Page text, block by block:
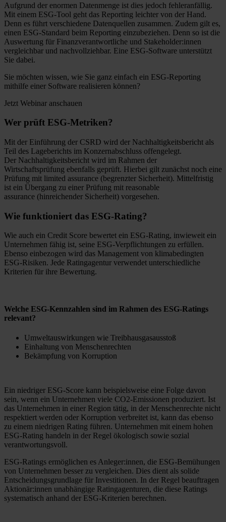
Aufgrund der enormen Datenmenge ist dies jedoch fehleranfällig.
Mit einem ESG-Tool geht das Reporting leichter von der Hand.
Denn es führt verschiedene Datenquellen zusammen. Zudem gilt es,
einen ESG-Standard beim Reporting einzubeziehen. Denn so ist die
Auswertung für Finanzverantwortliche und Stakeholder:innen
vergleichbar und nachvollziehbar. Eine ESG-Software unterstützt
Sie dabei.
Sie möchten wissen, wie Sie ganz einfach ein ESG-Reporting
mithilfe einer Software realisieren können?
Jetzt Webinar anschauen
Wer prüft ESG-Metriken?
Mit der Einführung der CSRD wird der Nachhaltigkeitsbericht als
Teil des Lageberichts im Konzernabschluss offengelegt.
Der Nachhaltigkeitsbericht wird im Rahmen der
Wirtschaftsprüfung ebenfalls geprüft. Hierbei gilt zunächst noch eine
Prüfung mit limited assurance (begrenzter Sicherheit). Mittelfristig
ist ein Übergang zu einer Prüfung mit reasonable
assurance (hinreichender Sicherheit) vorgesehen.
Wie funktioniert das ESG-Rating?
Wie auch ein Credit Score bewertet ein ESG-Rating, inwieweit ein
Unternehmen fähig ist, seine ESG-Verpflichtungen zu erfüllen.
Ebenso einbezogen wird das Management von klimabedingten
ESG-Risiken. Jede Ratingagentur verwendet unterschiedliche
Kriterien für ihre Bewertung.
Welche ESG-Kennzahlen sind im Rahmen des ESG-Ratings
relevant?
Umweltauswirkungen wie Treibhausgasausstoß
Einhaltung von Menschenrechten
Bekämpfung von Korruption
Ein niedriger ESG-Score kann beispielsweise eine Folge davon
sein, wenn ein Unternehmen viele CO2-Emissionen produziert. Ist
das Unternehmen in einer Region tätig, in der Menschenrechte nicht
respektiert werden oder Korruption verbreitet ist, kann das ebenso
zu einem niedrigen Rating führen. Unternehmen mit einem hohen
ESG-Rating handeln in der Regel ökologisch sowie sozial
verantwortungsvoll.
ESG-Ratings ermöglichen es Anleger:innen, die ESG-Bemühungen
von Unternehmen besser zu vergleichen. Dies dient als solide
Entscheidungsgrundlage für Investitionen. In der Regel beauftragen
Aktionär:innen unabhängige Ratingagenturen, die diese Ratings
systematisch anhand der ESG-Kriterien berechnen.